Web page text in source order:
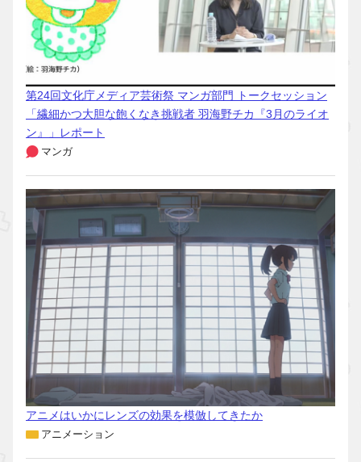
第24回文化庁メディア芸術祭 マンガ部門 トークセッション
「繊細かつ大胆な飽くなき挑戦者 羽海野チカ『3月のライオ
ン』」レポート
マンガ
アニメはいかにレンズの効果を模倣してきたか
アニメーション